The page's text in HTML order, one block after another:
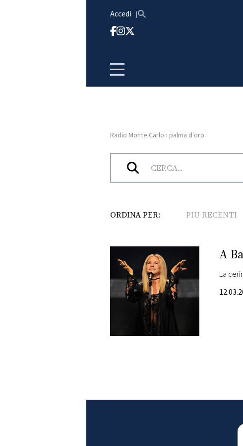
Accedi
HOME
RADIO
NEWS
FOTO
CONCORSI
Radio Monte Carlo › palma d'oro
Tag:palma d’oro
ORDINA PER: PIU RECENTI
A
La